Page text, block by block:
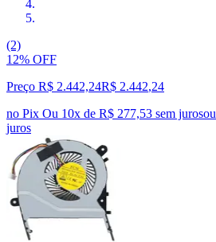
(2)
12% OFF
Preço R$ 2.442,24R$ 2.442,24
no Pix Ou 10x de R$ 277,53 sem jurosou
juros